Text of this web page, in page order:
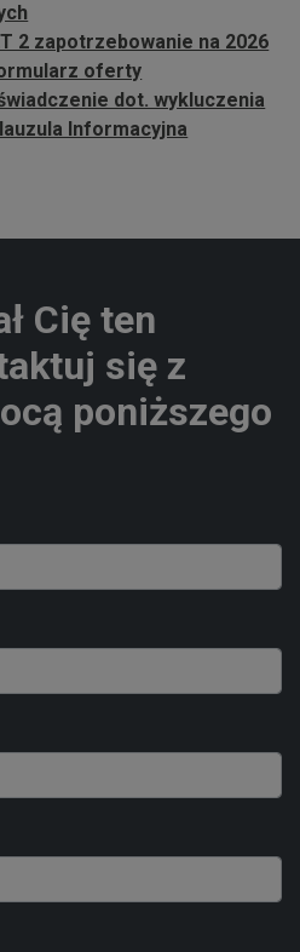
2 zapotrzebowanie na 2026
oferty
dot. wykluczenia
Informacyjna
Cię ten
się z
poniższego